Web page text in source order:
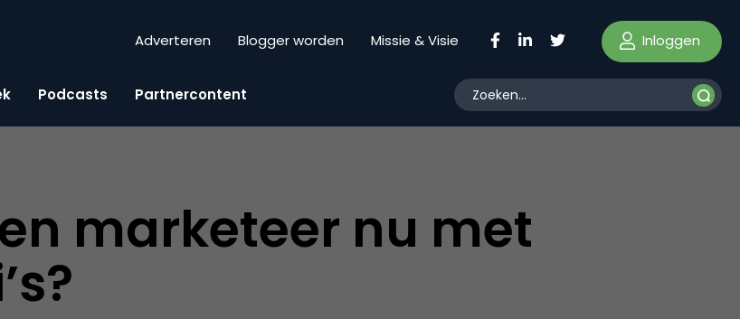
Adverteren Blogger worden Missie & Visie Inloggen
Podcasts Partnercontent
marketeer nu met